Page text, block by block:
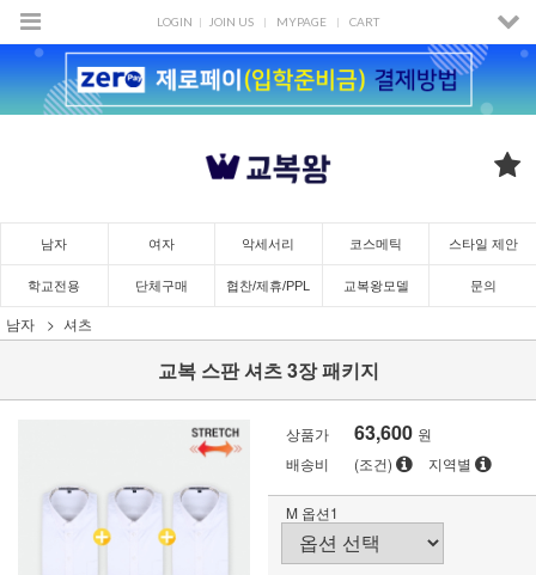
LOGIN JOIN US MYPAGE CART
남자 여자 악세서리 코스메틱 스타일 제안
학교전용 단체구매 협찬/제휴/PPL 교복왕모델 문의
남자 셔츠
교복 스판 셔츠 3장 패키지
상품가 63,600 원
배송비
(조건) 지역별
M 옵션1